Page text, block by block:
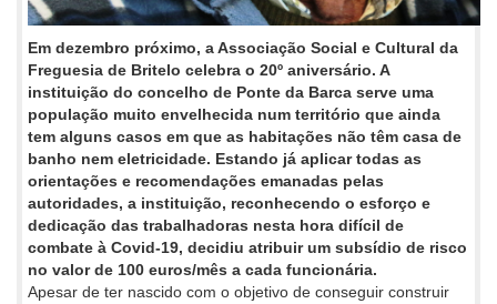
Em dezembro próximo, a Associação Social e Cultural da
Freguesia de Britelo celebra o 20º aniversário. A
instituição do concelho de Ponte da Barca serve uma
população muito envelhecida num território que ainda
tem alguns casos em que as habitações não têm casa de
banho nem eletricidade. Estando já aplicar todas as
orientações e recomendações emanadas pelas
autoridades, a instituição, reconhecendo o esforço e
dedicação das trabalhadoras nesta hora difícil de
combate à Covid-19, decidiu atribuir um subsídio de risco
no valor de 100 euros/mês a cada funcionária.
Apesar de ter nascido com o objetivo de conseguir construir